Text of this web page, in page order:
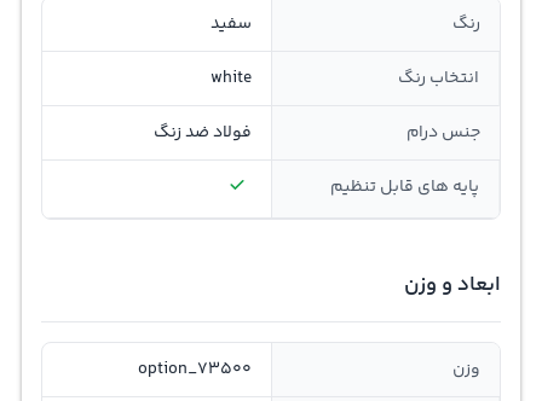
رنگ سفید
انتخاب رنگ white
جنس درام فولاد ضد زنگ
پایه های قابل تنظیم
ابعاد و وزن
وزن option_73500